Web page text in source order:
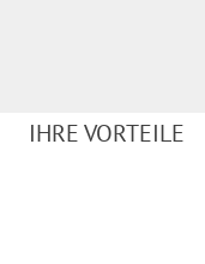
IHRE VORTEILE